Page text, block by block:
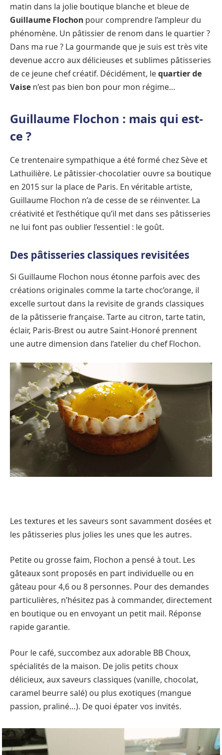
matin dans la jolie boutique blanche et bleue de
Guillaume Flochon pour comprendre l’ampleur du
phénomène. Un pâtissier de renom dans le quartier ?
Dans ma rue ? La gourmande que je suis est très vite
devenue accro aux délicieuses et sublimes pâtisseries
de ce jeune chef créatif. Décidément, lequartier de
Vaise n’est pas bien bon pour mon régime…
Guillaume Flochon : mais qui est-
ce ?
Ce trentenaire sympathique a été formé chez Sève et
Lathuilière. Le pâtissier-chocolatier ouvre sa boutique
en 2015 sur la place de Paris. En véritable artiste,
Guillaume Flochon n’a de cesse de se réinventer. La
créativité et l’esthétique qu’il met dans ses pâtisseries
ne lui font pas oublier l’essentiel : le goût.
Des pâtisseries classiques revisitées
Si Guillaume Flochon nous étonne parfois avec des
créations originales comme la tarte choc’orange, il
excelle surtout dans la revisite de grands classiques
de la pâtisserie française. Tarte au citron, tarte tatin,
éclair, Paris-Brest ou autre Saint-Honoré prennent
une autre dimension dans l’atelier du chef Flochon.
Les textures et les saveurs sont savamment dosées et
les pâtisseries plus jolies les unes que les autres.
Petite ou grosse faim, Flochon a pensé à tout. Les
gâteaux sont proposés en part individuelle ou en
gâteau pour 4,6 ou 8 personnes. Pour des demandes
particulières, n’hésitez pas à commander, directement
en boutique ou en envoyant un petit mail. Réponse
rapide garantie.
Pour le café, succombez aux adorable BB Choux,
spécialités de la maison. De jolis petits choux
délicieux, aux saveurs classiques (vanille, chocolat,
caramel beurre salé) ou plus exotiques (mangue
passion, praliné…). De quoi épater vos invités.